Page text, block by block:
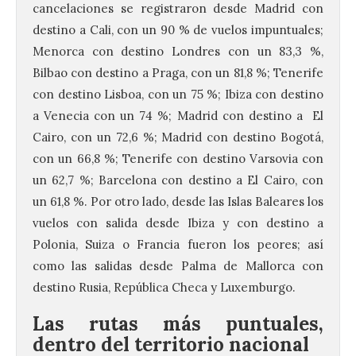
cancelaciones se registraron desde Madrid con
destino a Cali, con un 90 % de vuelos impuntuales;
Menorca con destino Londres con un 83,3 %,
Bilbao con destino a Praga, con un 81,8 %; Tenerife
con destino Lisboa, con un 75 %; Ibiza con destino
a Venecia con un 74 %; Madrid con destino a El
Cairo, con un 72,6 %; Madrid con destino Bogotá,
con un 66,8 %; Tenerife con destino Varsovia con
un 62,7 %; Barcelona con destino a El Cairo, con
un 61,8 %. Por otro lado, desde las Islas Baleares los
vuelos con salida desde Ibiza y con destino a
Polonia, Suiza o Francia fueron los peores; así
como las salidas desde Palma de Mallorca con
destino Rusia, República Checa y Luxemburgo.
Las rutas más puntuales,
dentro del territorio nacional